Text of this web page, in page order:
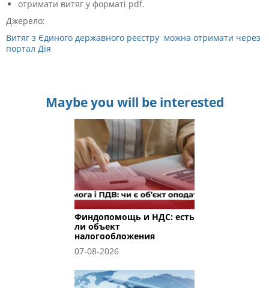
отримати витяг у форматі pdf.
Джерело:
Витяг з Єдиного державного реєстру можна отримати через
портал Дія
Maybe you will be interested
Финдопомощь и НДС: есть
ли объект
налогообложения
07-08-2026